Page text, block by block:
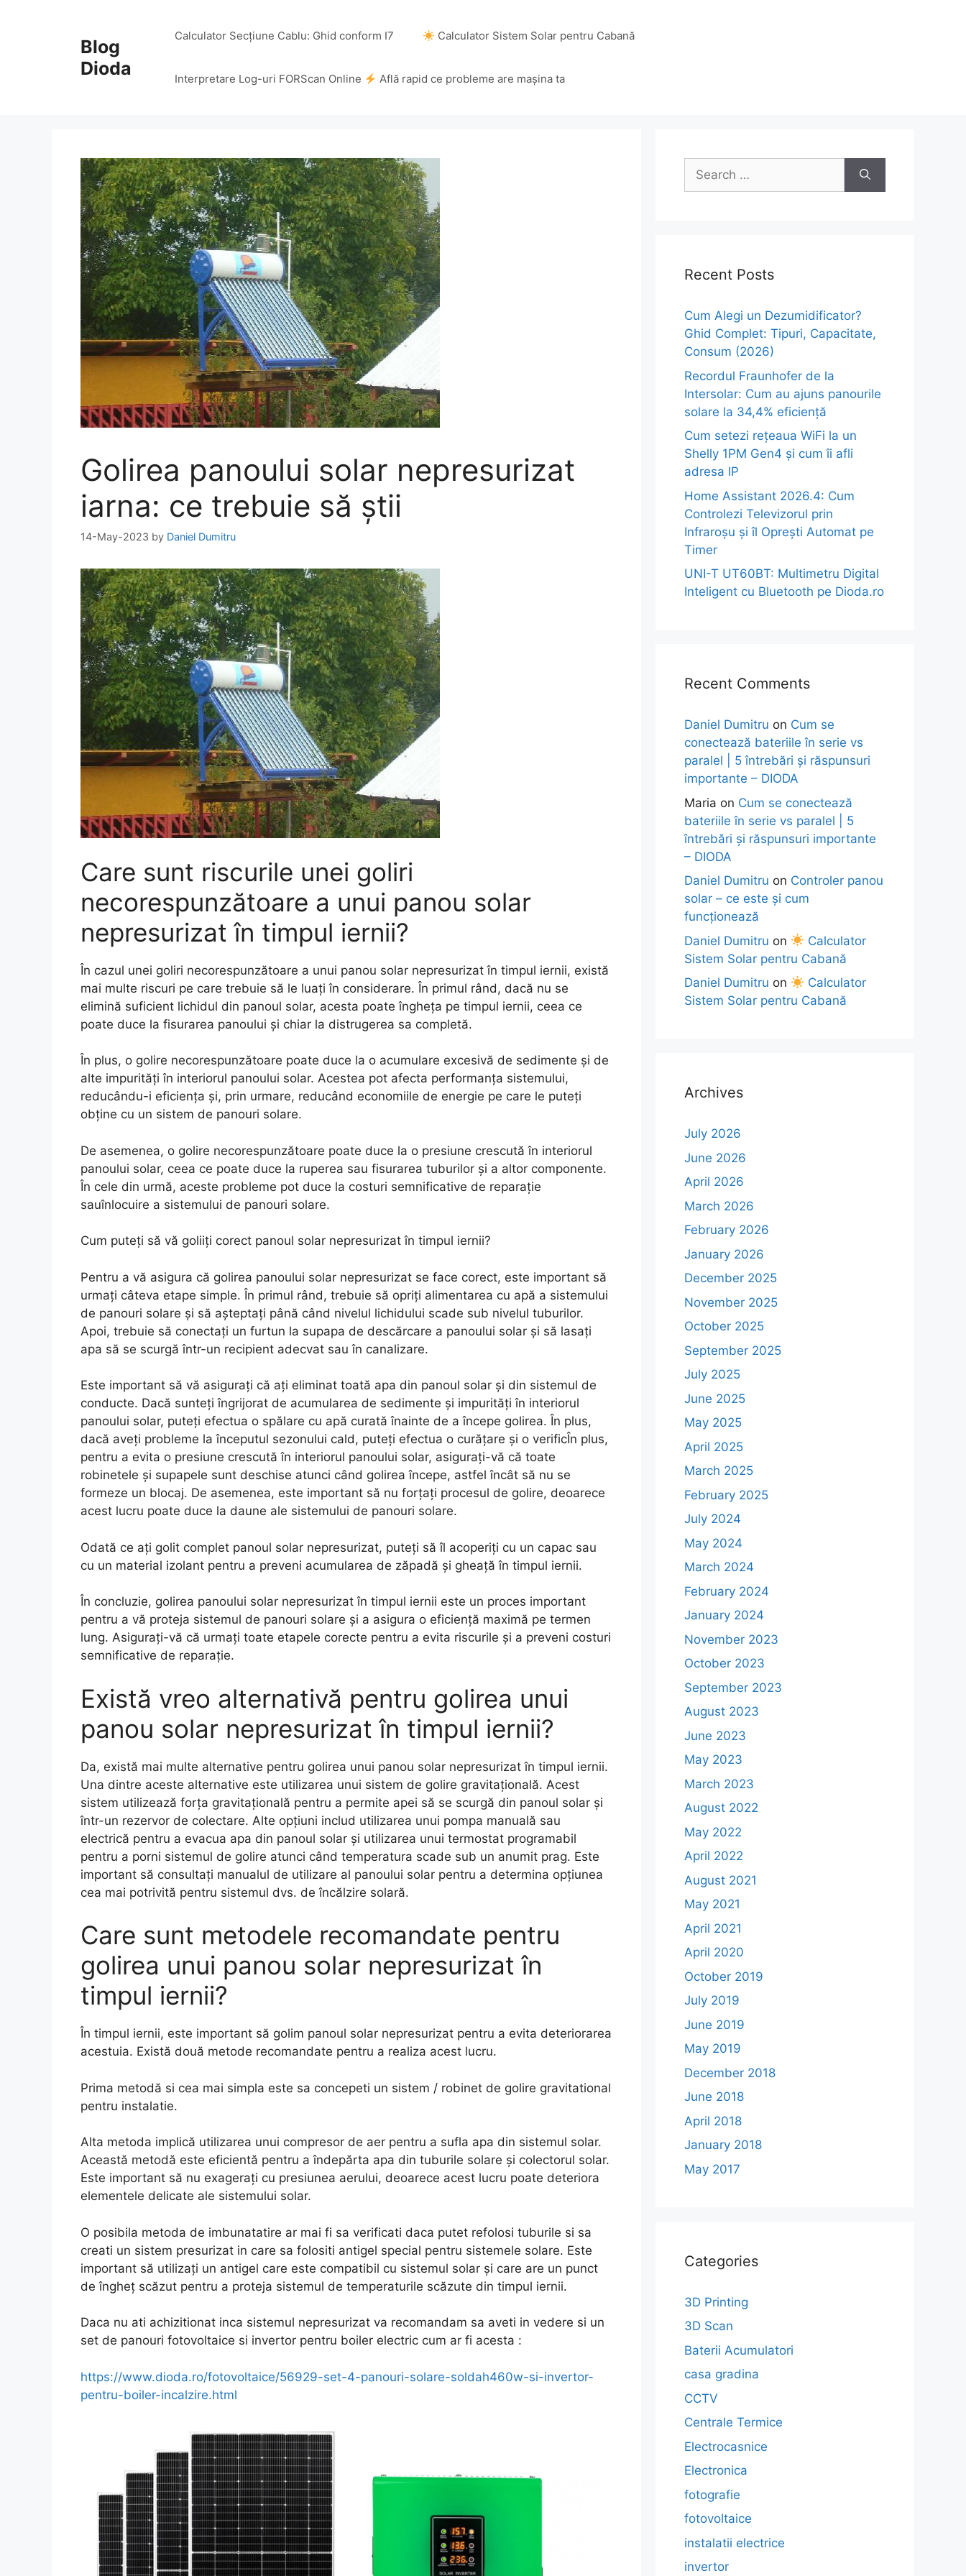
Blog
Dioda
Calculator Secțiune Cablu: Ghid conform I7 Calculator Sistem Solar pentru Cabană
Interpretare Log-uri FORScan Online Află rapid ce probleme are mașina ta
Golirea panoului solar nepresurizat
iarna: ce trebuie să știi
14-May-2023 by Daniel Dumitru
Care sunt riscurile unei goliri
necorespunzătoare a unui panou solar
nepresurizat în timpul iernii?
În cazul unei goliri necorespunzătoare a unui panou solar nepresurizat în timpul iernii, există
mai multe riscuri pe care trebuie să le luați în considerare. În primul rând, dacă nu se
elimină suficient lichidul din panoul solar, acesta poate îngheța pe timpul iernii, ceea ce
poate duce la fisurarea panoului și chiar la distrugerea sa completă.
În plus, o golire necorespunzătoare poate duce la o acumulare excesivă de sedimente și de
alte impurități în interiorul panoului solar. Acestea pot afecta performanța sistemului,
reducându-i eficiența și, prin urmare, reducând economiile de energie pe care le puteți
obține cu un sistem de panouri solare.
De asemenea, o golire necorespunzătoare poate duce la o presiune crescută în interiorul
panoului solar, ceea ce poate duce la ruperea sau fisurarea tuburilor și a altor componente.
În cele din urmă, aceste probleme pot duce la costuri semnificative de reparație
sauînlocuire a sistemului de panouri solare.
Cum puteți să vă goliiți corect panoul solar nepresurizat în timpul iernii?
Pentru a vă asigura că golirea panoului solar nepresurizat se face corect, este important să
urmați câteva etape simple. În primul rând, trebuie să opriți alimentarea cu apă a sistemului
de panouri solare și să așteptați până când nivelul lichidului scade sub nivelul tuburilor.
Apoi, trebuie să conectați un furtun la supapa de descărcare a panoului solar și să lasați
apa să se scurgă într-un recipient adecvat sau în canalizare.
Este important să vă asigurați că ați eliminat toată apa din panoul solar și din sistemul de
conducte. Dacă sunteți îngrijorat de acumularea de sedimente și impurități în interiorul
panoului solar, puteți efectua o spălare cu apă curată înainte de a începe golirea. În plus,
dacă aveți probleme la începutul sezonului cald, puteți efectua o curățare și o verificÎn plus,
pentru a evita o presiune crescută în interiorul panoului solar, asigurați-vă că toate
robinetele și supapele sunt deschise atunci când golirea începe, astfel încât să nu se
formeze un blocaj. De asemenea, este important să nu forțați procesul de golire, deoarece
acest lucru poate duce la daune ale sistemului de panouri solare.
Odată ce ați golit complet panoul solar nepresurizat, puteți să îl acoperiți cu un capac sau
cu un material izolant pentru a preveni acumularea de zăpadă și gheață în timpul iernii.
În concluzie, golirea panoului solar nepresurizat în timpul iernii este un proces important
pentru a vă proteja sistemul de panouri solare și a asigura o eficiență maximă pe termen
lung. Asigurați-vă că urmați toate etapele corecte pentru a evita riscurile și a preveni costuri
semnificative de reparație.
Există vreo alternativă pentru golirea unui
panou solar nepresurizat în timpul iernii?
Da, există mai multe alternative pentru golirea unui panou solar nepresurizat în timpul iernii.
Una dintre aceste alternative este utilizarea unui sistem de golire gravitațională. Acest
sistem utilizează forța gravitațională pentru a permite apei să se scurgă din panoul solar și
într-un rezervor de colectare. Alte opțiuni includ utilizarea unui pompa manuală sau
electrică pentru a evacua apa din panoul solar și utilizarea unui termostat programabil
pentru a porni sistemul de golire atunci când temperatura scade sub un anumit prag. Este
important să consultați manualul de utilizare al panoului solar pentru a determina opțiunea
cea mai potrivită pentru sistemul dvs. de încălzire solară.
Care sunt metodele recomandate pentru
golirea unui panou solar nepresurizat în
timpul iernii?
În timpul iernii, este important să golim panoul solar nepresurizat pentru a evita deteriorarea
acestuia. Există două metode recomandate pentru a realiza acest lucru.
Prima metodă si cea mai simpla este sa concepeti un sistem / robinet de golire gravitational
pentru instalatie.
Alta metoda implică utilizarea unui compresor de aer pentru a sufla apa din sistemul solar.
Această metodă este eficientă pentru a îndepărta apa din tuburile solare și colectorul solar.
Este important să nu exagerați cu presiunea aerului, deoarece acest lucru poate deteriora
elementele delicate ale sistemului solar.
O posibila metoda de imbunatatire ar mai fi sa verificati daca putet refolosi tuburile si sa
creati un sistem presurizat in care sa folositi antigel special pentru sistemele solare. Este
important să utilizați un antigel care este compatibil cu sistemul solar și care are un punct
de îngheț scăzut pentru a proteja sistemul de temperaturile scăzute din timpul iernii.
Daca nu ati achizitionat inca sistemul nepresurizat va recomandam sa aveti in vedere si un
set de panouri fotovoltaice si invertor pentru boiler electric cum ar fi acesta :
https://www.dioda.ro/fotovoltaice/56929-set-4-panouri-solare-soldah460w-si-invertor-
pentru-boiler-incalzire.html
Search
for:
Recent Posts
Cum Alegi un Dezumidificator?
Ghid Complet: Tipuri, Capacitate,
Consum (2026)
Recordul Fraunhofer de la
Intersolar: Cum au ajuns panourile
solare la 34,4% eficiență
Cum setezi rețeaua WiFi la un
Shelly 1PM Gen4 și cum îi afli
adresa IP
Home Assistant 2026.4: Cum
Controlezi Televizorul prin
Infraroșu și îl Oprești Automat pe
Timer
UNI-T UT60BT: Multimetru Digital
Inteligent cu Bluetooth pe Dioda.ro
Recent Comments
Daniel Dumitru on Cum se
conectează bateriile în serie vs
paralel | 5 întrebări și răspunsuri
importante – DIODA
Maria on Cum se conectează
bateriile în serie vs paralel | 5
întrebări și răspunsuri importante
– DIODA
Daniel Dumitru on Controler panou
solar – ce este și cum
funcționează
Daniel Dumitru on
Calculator
Sistem Solar pentru Cabană
Daniel Dumitru on
Calculator
Sistem Solar pentru Cabană
Archives
July 2026
June 2026
April 2026
March 2026
February 2026
January 2026
December 2025
November 2025
October 2025
September 2025
July 2025
June 2025
May 2025
April 2025
March 2025
February 2025
July 2024
May 2024
March 2024
February 2024
January 2024
November 2023
October 2023
September 2023
August 2023
June 2023
May 2023
March 2023
August 2022
May 2022
April 2022
August 2021
May 2021
April 2021
April 2020
October 2019
July 2019
June 2019
May 2019
December 2018
June 2018
April 2018
January 2018
May 2017
Categories
3D Printing
3D Scan
Baterii Acumulatori
casa gradina
CCTV
Centrale Termice
Electrocasnice
Electronica
fotografie
fotovoltaice
instalatii electrice
invertor